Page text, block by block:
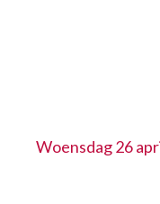
Woensdag 26